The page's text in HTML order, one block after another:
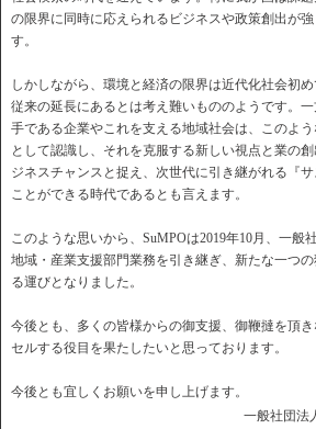
の限界に同時に応えられるビジネスや政策創出が
す。
しかしながら、環境と経済の限界は近代化社会初
従来の延長にあるとは考え難いもののようです。
手である企業やこれを支える地域社会は、このよ
として認識し、それを克服する新しい視点と業の
ジネスチャンスと捉え、次世代に引き継がれる『
ことができる時代であるとも言えます。
このような思いから、SuMPOは2019年10月、一般
地域・産業支援部門業務を引き継ぎ、新たな一つ
る運びとなりました。
今後とも、多くの皆様からの御支援、御鞭撻を頂
セルする役目を果たしたいと思っております。
今後とも宜しくお願いを申し上げます。
一般社団法